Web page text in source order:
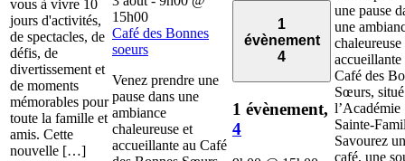
vous à vivre 10
jours d'activités,
de spectacles, de
défis, de
divertissement et
de moments
mémorables pour
toute la famille et
amis. Cette
nouvelle […]
15h00
Café des Bonnes
soeurs
Venez prendre une
pause dans une
ambiance
chaleureuse et
accueillante au Café
1
évènement
4
1 évènement,
4
une pause
une
chaleureuse
accueillante
Café des
Sœurs,
l’Académie
Sainte-
Savourez
café, une